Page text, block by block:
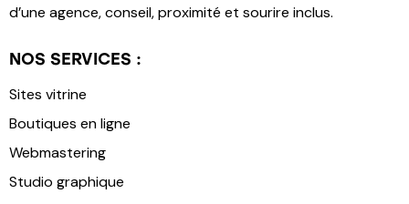
d’une agence, conseil, proximité et sourire inclus.
NOS SERVICES :
Sites vitrine
Boutiques en ligne
Webmastering
Studio graphique